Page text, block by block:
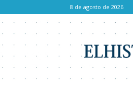
8 de agosto de 2026
Historiador